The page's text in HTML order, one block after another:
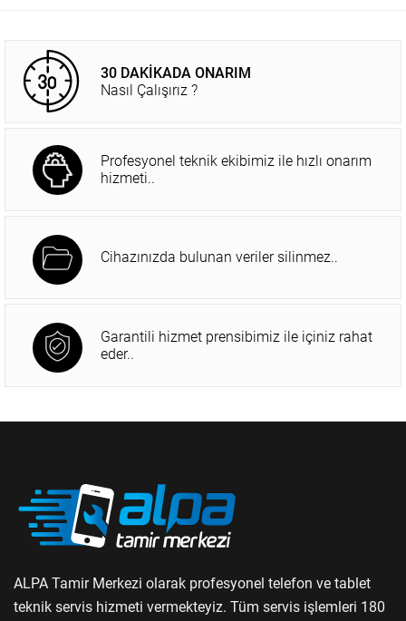
30 DAKİKADA ONARIM
Nasıl Çalışırız ?
Profesyonel teknik ekibimiz ile hızlı onarım
hizmeti..
Cihazınızda bulunan veriler silinmez..
Garantili hizmet prensibimiz ile içiniz rahat
eder..
ALPA Tamir Merkezi olarak profesyonel telefon ve tablet
teknik servis hizmeti vermekteyiz. Tüm servis işlemleri 180